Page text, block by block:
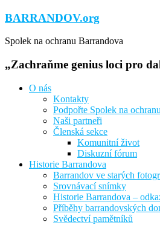
Přeskočit
obsah
BARRANDOV.org
Spolek na ochranu Barrandova
„Zachraňme genius loci pro
O nás
Kontakty
Podpořte Spolek na
Naši partneři
Členská sekce
Komunitní život
Diskuzní fórum
Historie Barrandova
Barrandov ve starých
Srovnávací snímky
Historie Barrandova –
Příběhy barrandovských
Svědectví pamětníků